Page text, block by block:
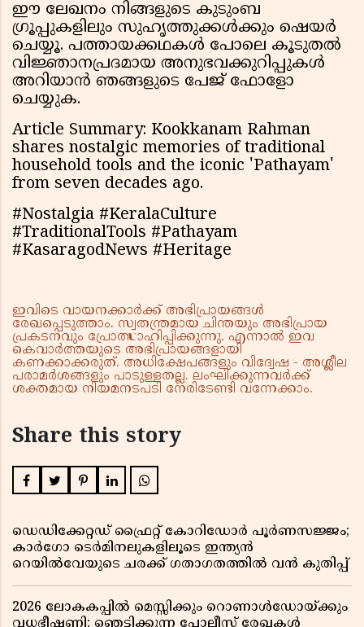
ഈ ലേഖനം നിങ്ങളുടെ കുടുംബ
ഗ്രൂപ്പുകളിലും സുഹൃത്തുക്കൾക്കും ഷെയർ
ചെയ്യൂ. പത്തായക്കഥകൾ പോലെ കൂടുതൽ
വിജ്ഞാനപ്രദമായ അനുഭവക്കുറിപ്പുകൾ
അറിയാൻ ഞങ്ങളുടെ പേജ് ഫോളോ
ചെയ്യുക.
Article Summary: Kookkanam Rahman
shares nostalgic memories of traditional
household tools and the iconic 'Pathayam'
from seven decades ago.
#Nostalgia #KeralaCulture
#TraditionalTools #Pathayam
#KasaragodNews #Heritage
ഇവിടെ വായനക്കാർക്ക് അഭിപ്രായങ്ങൾ
രേഖപ്പെടുത്താം. സ്വതന്ത്രമായ ചിന്തയും അഭിപ്രായ
പ്രകടനവും പ്രോത്സാഹിപ്പിക്കുന്നു. എന്നാൽ ഇവ
കെവാർത്തയുടെ അഭിപ്രായങ്ങളായി
കണക്കാക്കരുത്. അധിക്ഷേപങ്ങളും വിദ്വേഷ - അശ്ലീല
പരാമർശങ്ങളും പാടുള്ളതല്ല. ലംഘിക്കുന്നവർക്ക്
ശക്തമായ നിയമനടപടി നേരിടേണ്ടി വന്നേക്കാം.
Share this story
ഡെഡിക്കേറ്റഡ് ഫ്രൈറ്റ് കോറിഡോർ പൂർണസജ്ജം;
കാർഗോ ടെർമിനലുകളിലൂടെ ഇന്ത്യൻ
റെയിൽവേയുടെ ചരക്ക് ഗതാഗതത്തിൽ വൻ കുതിപ്പ്
2026 ലോകകപ്പിൽ മെസ്സിക്കും റൊണാൾഡോയ്ക്കും